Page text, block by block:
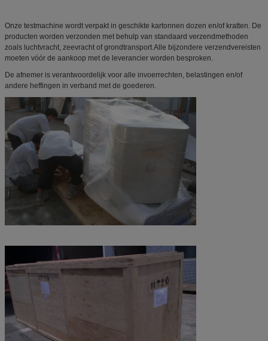
Onze testmachine wordt verpakt in geschikte kartonnen dozen en/of kratten. De
producten worden verzonden met behulp van standaard verzendmethoden
zoals luchtvracht, zeevracht of grondtransport.Alle bijzondere verzendvereisten
moeten vóór de aankoop met de leverancier worden besproken.
De afnemer is verantwoordelijk voor alle invoerrechten, belastingen en/of
andere heffingen in verband met de goederen.